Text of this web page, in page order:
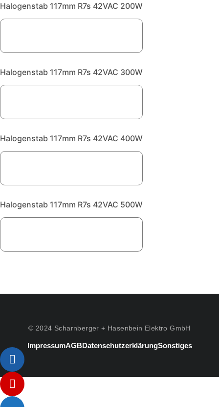
Halogenstab 117mm R7s 42VAC 200W
Halogenstab 117mm R7s 42VAC 300W
Halogenstab 117mm R7s 42VAC 400W
Halogenstab 117mm R7s 42VAC 500W
© 2024 Scharnberger + Hasenbein Elektro GmbH
ImpressumAGBDatenschutzerklärungSonstiges
Listenelement #1
Listenelement